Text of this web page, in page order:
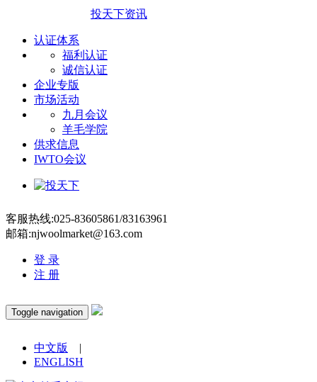
投天下资讯
认证体系
福利认证
诚信认证
企业专版
市场活动
九月会议
羊毛学院
供求信息
IWTO会议
客服热线:025-83605861/83163961
邮箱:njwoolmarket@163.com
登 录
注 册
Toggle navigation
中文版
|
ENGLISH